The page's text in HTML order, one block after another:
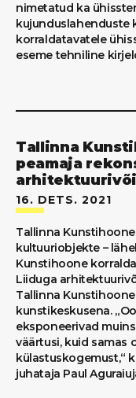
nimetatud ka
kujunduslahenduste
korraldatavatele
eseme tehniline
Tallinna
peamaja
16. DETS. 2021
Tallinna
kultuuriobjekte –
Kunstihoone
Liiduga
Tallinna
kunstikeskusena.
eksponeerivad
väärtusi, kuid samas
külastuskogemust,“
juhataja Paul